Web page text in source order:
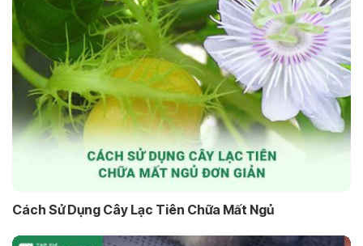
Cách Sử Dụng Cây Lạc Tiên Chữa Mất Ngủ